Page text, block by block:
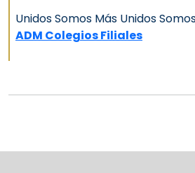
Unidos Somos Más Unidos
ADM Colegios Filiales